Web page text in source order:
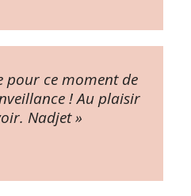
pour ce moment de
! Au plaisir
Nadjet »